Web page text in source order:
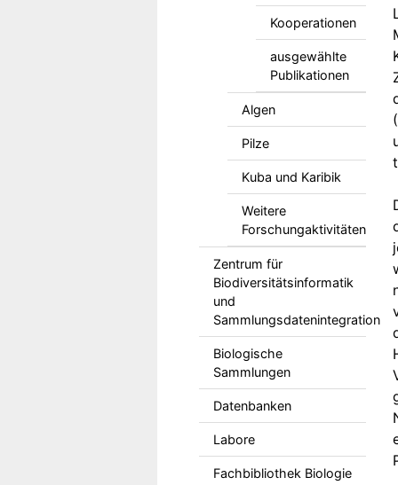
Kooperationen
ausgewählte
Publikationen
Algen
Pilze
Kuba und Karibik
Weitere
Forschungaktivitäten
Zentrum für
Biodiversitätsinformatik
und
Sammlungsdatenintegration
Biologische
Sammlungen
Datenbanken
Labore
Fachbibliothek Biologie